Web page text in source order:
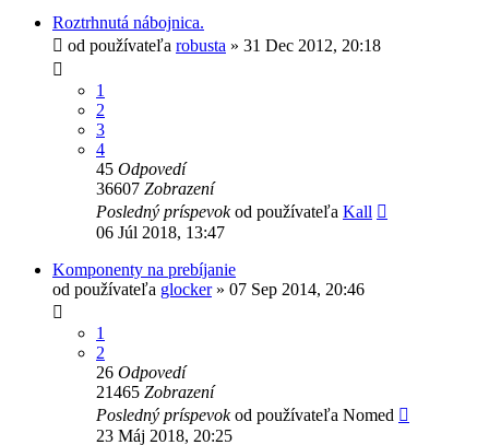
Roztrhnutá nábojnica.
od používateľa robusta » 31 Dec 2012, 20:18
1
2
3
4
45 Odpovedí
36607 Zobrazení
Posledný príspevokod používateľa Kall
06 Júl 2018, 13:47
Komponenty na prebíjanie
od používateľa glocker» 07 Sep 2014, 20:46
1
2
26 Odpovedí
21465 Zobrazení
Posledný príspevokod používateľa Nomed
23 Máj 2018, 20:25